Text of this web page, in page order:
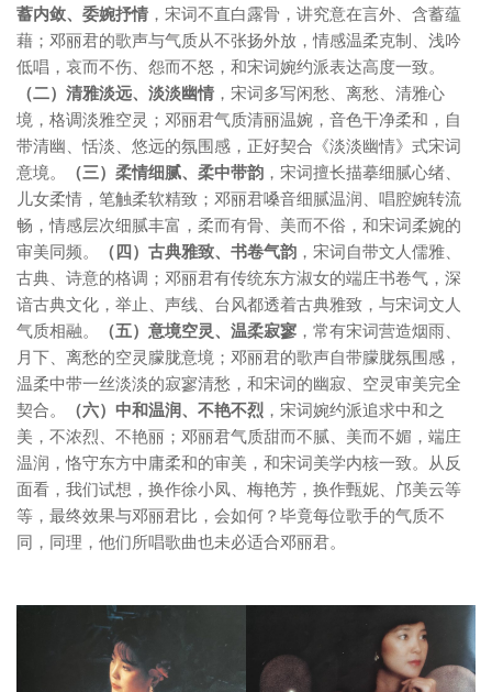
蓄内敛、委婉抒情 ，宋词不直白露骨，讲究意在言外、含蓄蕴
藉；邓丽君的歌声与气质从不张扬外放，情感温柔克制、浅吟
低唱，哀而不伤、怨而不怒，和宋词婉约派表达高度一致。
（二）清雅淡远、淡淡幽情 ，宋词多写闲愁、离愁、清雅心
境，格调淡雅空灵；邓丽君气质清丽温婉，音色干净柔和，自
带清幽、恬淡、悠远的氛围感，正好契合《淡淡幽情》式宋词
意境。
（三）柔情细腻、柔中带韵 ，宋词擅长描摹细腻心绪、
儿女柔情，笔触柔软精致；邓丽君嗓音细腻温润、唱腔婉转流
畅，情感层次细腻丰富，柔而有骨、美而不俗，和宋词柔婉的
审美同频。
（四）古典雅致、书卷气韵 ，宋词自带文人儒雅、
古典、诗意的格调；邓丽君有传统东方淑女的端庄书卷气，深
谙古典文化，举止、声线、台风都透着古典雅致，与宋词文人
气质相融。
（五）意境空灵、温柔寂寥 ，常有宋词营造烟雨、
月下、离愁的空灵朦胧意境；邓丽君的歌声自带朦胧氛围感，
温柔中带一丝淡淡的寂寥清愁，和宋词的幽寂、空灵审美完全
契合。
（六）中和温润、不艳不烈 ，宋词婉约派追求中和之
美，不浓烈、不艳丽；邓丽君气质甜而不腻、美而不媚，端庄
温润，恪守东方中庸柔和的审美，和宋词美学内核一致。从反
面看，我们试想，换作徐小凤、梅艳芳，换作甄妮、邝美云等
等，最终效果与邓丽君比，会如何？毕竟每位歌手的气质不
同，同理，他们所唱歌曲也未必适合邓丽君。